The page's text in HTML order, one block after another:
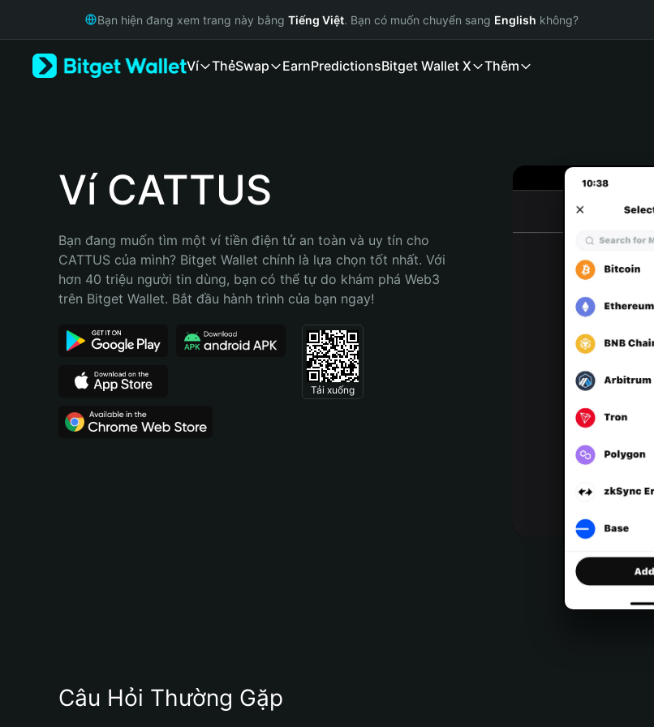
Русский
Bahasa Indonesia
Português (Brasil)
Bạn hiện đang xem trang này bằng Tiếng Việt. Bạn có muốn chuyển sang English không?
Ví ThẻSwap EarnPredictionsBitget Wallet X Thêm
Ví CATTUS
Bạn đang muốn tìm một ví tiền điện tử an toàn và uy tín cho
CATTUS của mình? Bitget Wallet chính là lựa chọn tốt nhất. Với
hơn 40 triệu người tin dùng, bạn có thể tự do khám phá Web3
trên Bitget Wallet. Bắt đầu hành trình của bạn ngay!
Tải xuống
Câu Hỏi Thường Gặp